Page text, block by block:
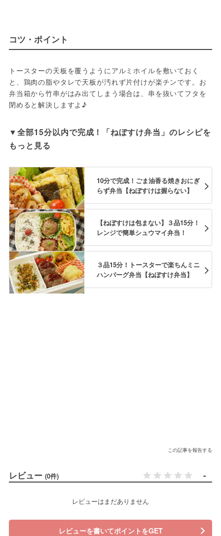
コツ・ポイント
トースターの天板を覆うようにアルミホイルを敷いておく
と、鶏肉の脂やタレで天板が汚れず片付けが楽チンです。お
弁当箱から竹串がはみ出てしまう場合は、串を抜いてフタを
閉めると解決しますよ♪
▼全部15分以内で完成！「ねぼすけ弁当」のレシピを
もっと見る
10分で完成！ごま油香る焼きおにぎ
らず弁当【ねぼすけは握らない】
【ねぼすけは包まない】３品15分！
レンジで簡単シュウマイ弁当！
３品15分！トースターで楽ちんミニ
ハンバーグ弁当【ねぼすけ弁当】
この記事を報告する
レビュー (0件) -
レビューはまだありません
レビューを書いてポイントをGET